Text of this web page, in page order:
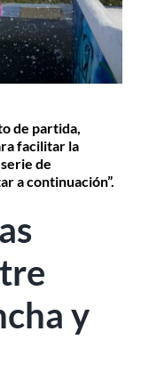
de partida,
facilitar la
de
a continuación”.
y